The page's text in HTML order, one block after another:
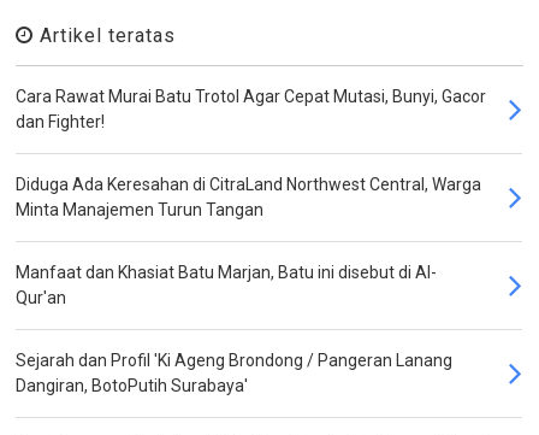
Artikel teratas
Cara Rawat Murai Batu Trotol Agar Cepat Mutasi, Bunyi, Gacor
dan Fighter!
Diduga Ada Keresahan di CitraLand Northwest Central, Warga
Minta Manajemen Turun Tangan
Manfaat dan Khasiat Batu Marjan, Batu ini disebut di Al-
Qur'an
Sejarah dan Profil 'Ki Ageng Brondong / Pangeran Lanang
Dangiran, BotoPutih Surabaya'